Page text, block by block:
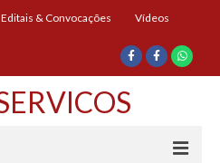
Editais & Convocações Vídeos